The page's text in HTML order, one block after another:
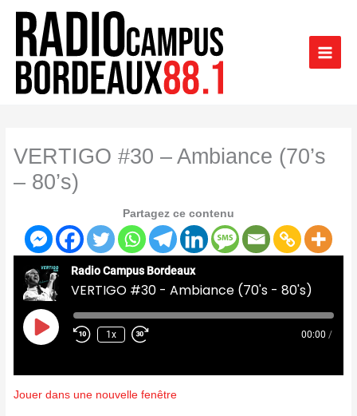
contenu
VERTIGO #30 – Ambiance (70’s
– 80’s)
Partagez ce contenu
Radio Campus Bordeaux
VERTIGO #30 - Ambiance (70's - 80's)
Play
Episode
1x 00:00 /
Jouer dans une nouvelle fenêtre